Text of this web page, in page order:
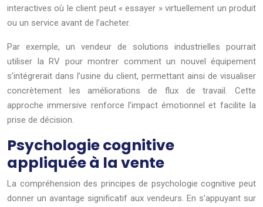
interactives où le client peut « essayer » virtuellement un produit
ou un service avant de l’acheter.
Par exemple, un vendeur de solutions industrielles pourrait
utiliser la RV pour montrer comment un nouvel équipement
s’intégrerait dans l’usine du client, permettant ainsi de visualiser
concrètement les améliorations de flux de travail. Cette
approche immersive renforce l’impact émotionnel et facilite la
prise de décision.
Psychologie cognitive
appliquée à la vente
La compréhension des principes de psychologie cognitive peut
donner un avantage significatif aux vendeurs. En s’appuyant sur